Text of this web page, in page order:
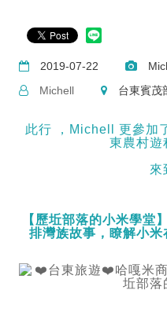
2019-07-22
Michell
台東賓茂
此行 ，Michell 更參加
東農村遊
來
【歷坵部落的小米學堂】
排灣族故事，瞭解小米